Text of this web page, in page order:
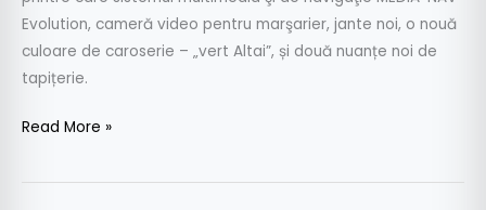
Evolution, cameră video pentru marşarier, jante noi, o nouă
culoare de caroserie – „vert Altai”, și două nuanțe noi de
tapițerie.
Read More »